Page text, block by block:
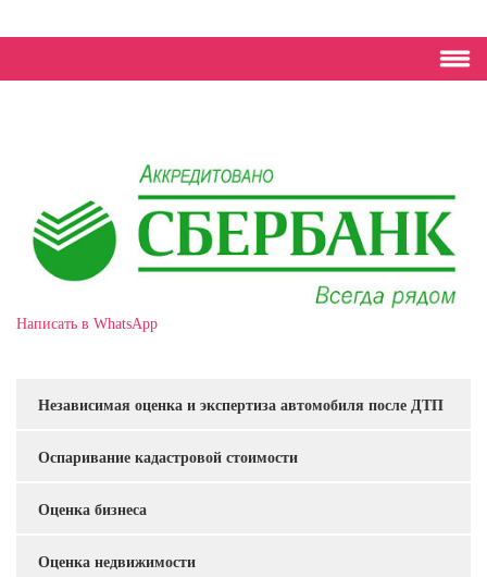
Написать в WhatsApp
Услуги
Независимая оценка и экспертиза автомобиля после ДТП
Оспаривание кадастровой стоимости
Оценка бизнеса
Оценка недвижимости